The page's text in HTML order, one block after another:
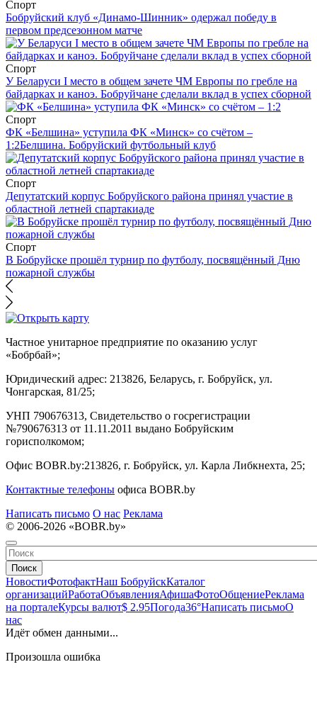
Спорт
Бобруйский клуб «Динамо-Шинник» одержал победу в
первом предсезонном матче
Спорт
У Беларуси I место в общем зачете ЧМ Европы по гребле на
байдарках и каноэ. Бобруйчане сделали вклад в успех сборной
Спорт
ФК «Белшина» уступила ФК «Минск» со счётом –
1:2Белшина. Бобруйский футбольный клуб
Спорт
Депутатский корпус Бобруйского района принял участие в
областной летней спартакиаде
Спорт
В Бобруйске прошёл турнир по футболу, посвящённый Дню
пожарной службы
Частное унитарное предприятие по оказанию услуг
«Бобрбай»;
Юридический адрес: 213826, Беларусь, г. Бобруйск, ул.
Чонгарская, 81/25;
УНП 790676313, Свидетельство о госрегистрации
№790676313 от 11.11.2011 выдано Бобруйским
горисполкомом;
Офис BOBR.by:213826, г. Бобруйск, ул. Карла Либкнехта, 25;
Контактные телефоны офиса BOBR.by
Написать письмо О нас Реклама
© 2006-2026 «BOBR.by»
Поиск
НовостиФотофактНаш БобруйскКаталог
организацийРаботаОбъявленияАфишаФотоОбщениеРеклама
на порталеКурсы валют$ 2.95Погода36°Написать письмоО
нас
Идёт обмен данными...
Произошла ошибка